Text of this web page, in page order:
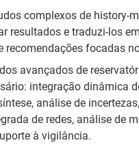
complexos de history-
resultados e traduzi-los
recomendações focadas
avançados de
integração dinâmica
análise de incertezas,
de redes, análise de
à vigilância.